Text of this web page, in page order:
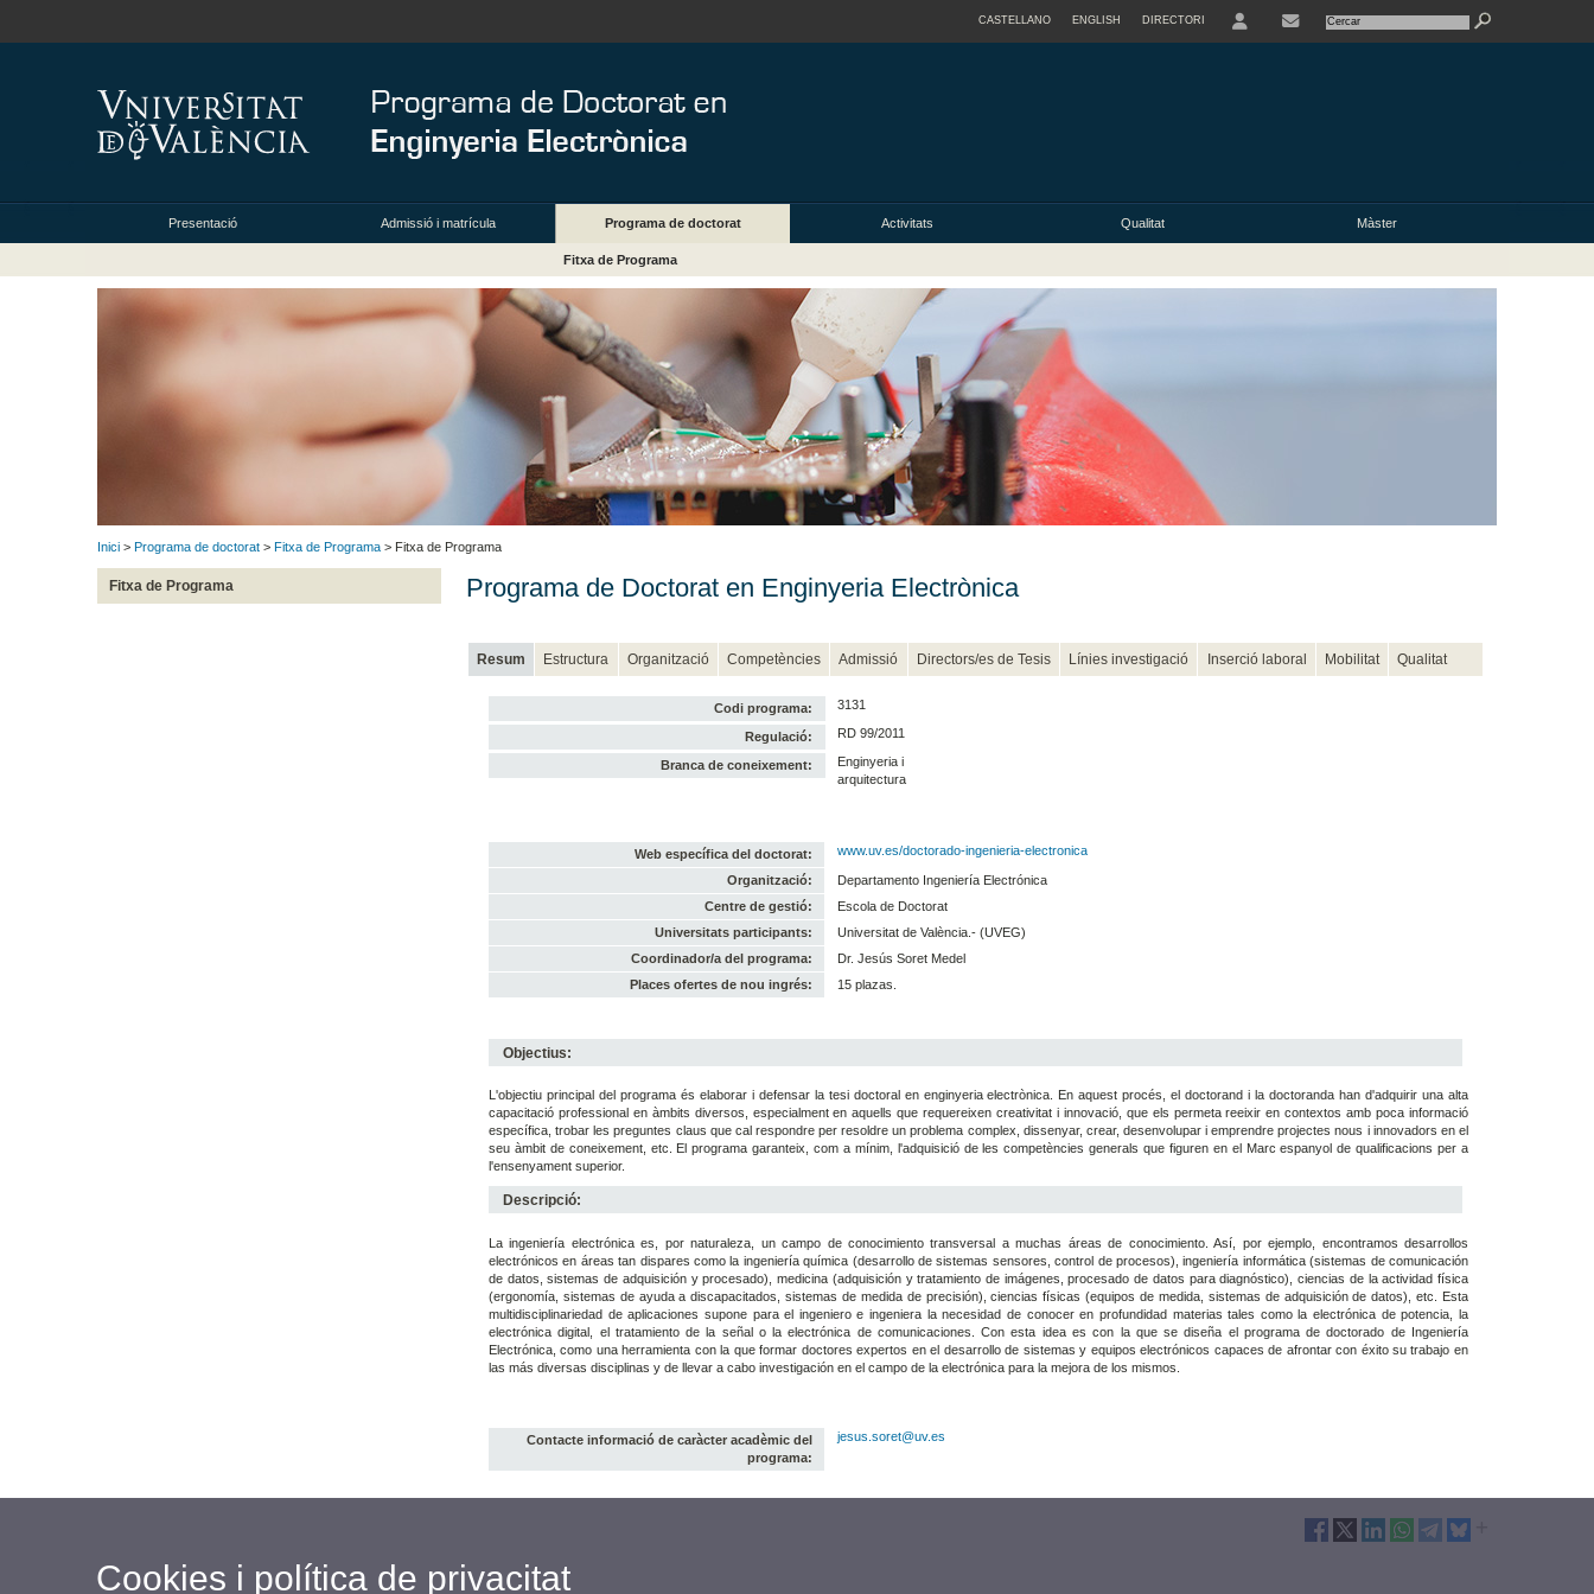
CASTELLANO ENGLISH DIRECTORI
Presentació Admissió i matrícula Programa de doctorat Activitats Qualitat Màster
Fitxa de Programa
Inici > Programa de doctorat > Fitxa de Programa > Fitxa de Programa
Fitxa de Programa Programa de Doctorat en Enginyeria Electrònica
Resum Estructura Organització Competències Admissió Directors/es de Tesis Línies investigació Inserció laboral Mobilitat Qualitat
Codi programa: 3131
Regulació: RD 99/2011
Branca de coneixement:
Enginyeria i
arquitectura
Web específica del doctorat: www.uv.es/doctorado-ingenieria-electronica
Organització:
Departamento Ingeniería Electrónica
Centre de gestió:
Escola de Doctorat
Universitats participants:
Universitat de València.- (UVEG)
Coordinador/a del programa:
Dr. Jesús Soret Medel
Places ofertes de nou ingrés:
15 plazas.
Objectius:
L'objectiu principal del programa és elaborar i defensar la tesi doctoral en enginyeria electrònica. En aquest procés, el doctorand i la doctoranda han d'adquirir una alta
capacitació professional en àmbits diversos, especialment en aquells que requereixen creativitat i innovació, que els permeta reeixir en contextos amb poca informació
específica, trobar les preguntes claus que cal respondre per resoldre un problema complex, dissenyar, crear, desenvolupar i emprendre projectes nous i innovadors en el
seu àmbit de coneixement, etc. El programa garanteix, com a mínim, l'adquisició de les competències generals que figuren en el Marc espanyol de qualificacions per a
l'ensenyament superior.
Descripció:
La ingeniería electrónica es, por naturaleza, un campo de conocimiento transversal a muchas áreas de conocimiento. Así, por ejemplo, encontramos desarrollos
electrónicos en áreas tan dispares como la ingeniería química (desarrollo de sistemas sensores, control de procesos), ingeniería informática (sistemas de comunicación
de datos, sistemas de adquisición y procesado), medicina (adquisición y tratamiento de imágenes, procesado de datos para diagnóstico), ciencias de la actividad física
(ergonomía, sistemas de ayuda a discapacitados, sistemas de medida de precisión), ciencias físicas (equipos de medida, sistemas de adquisición de datos), etc. Esta
multidisciplinariedad de aplicaciones supone para el ingeniero e ingeniera la necesidad de conocer en profundidad materias tales como la electrónica de potencia, la
electrónica digital, el tratamiento de la señal o la electrónica de comunicaciones. Con esta idea es con la que se diseña el programa de doctorado de Ingeniería
Electrónica, como una herramienta con la que formar doctores expertos en el desarrollo de sistemas y equipos electrónicos capaces de afrontar con éxito su trabajo en
las más diversas disciplinas y de llevar a cabo investigación en el campo de la electrónica para la mejora de los mismos.
Contacte informació de caràcter acadèmic del
programa:
jesus.soret@uv.es
Cookies i política de privacitat